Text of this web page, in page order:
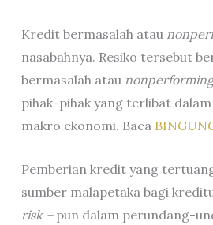
Kredit bermasalah atau
nasabahnya. Resiko tersebut
bermasalah atau
pihak-pihak yang terlibat
makro ekonomi. Baca
Pemberian kredit yang
sumber malapetaka bagi
risk – pun dalam perundang-